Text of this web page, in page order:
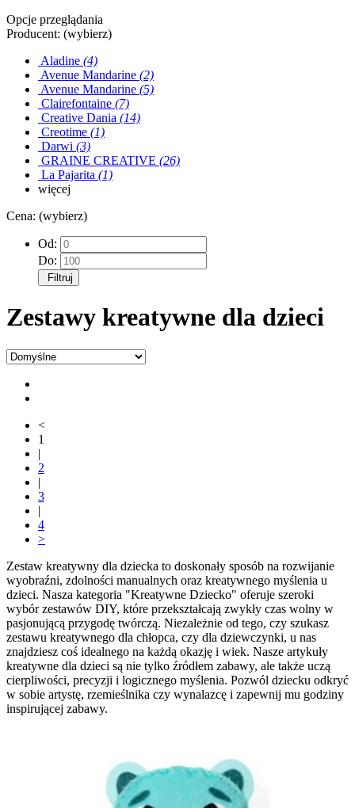
Opcje przeglądania
Producent: (wybierz)
Aladine (4)
Avenue Mandarine (2)
Avenue Mandarine (5)
Clairefontaine (7)
Creative Dania (14)
Creotime (1)
Darwi (3)
GRAINE CREATIVE (26)
La Pajarita (1)
więcej
Cena: (wybierz)
Od:
Do:
Filtruj
Zestawy kreatywne dla dzieci
<
1
|
2
|
3
|
4
>
Zestaw kreatywny dla dziecka to doskonały sposób na rozwijanie
wyobraźni, zdolności manualnych oraz kreatywnego myślenia u
dzieci. Nasza kategoria "Kreatywne Dziecko" oferuje szeroki
wybór zestawów DIY, które przekształcają zwykły czas wolny w
pasjonującą przygodę twórczą. Niezależnie od tego, czy szukasz
zestawu kreatywnego dla chłopca, czy dla dziewczynki, u nas
znajdziesz coś idealnego na każdą okazję i wiek. Nasze artykuły
kreatywne dla dzieci są nie tylko źródłem zabawy, ale także uczą
cierpliwości, precyzji i logicznego myślenia. Pozwól dziecku odkryć
w sobie artystę, rzemieślnika czy wynalazcę i zapewnij mu godziny
inspirującej zabawy.